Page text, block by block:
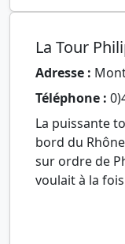
La Tour
Adresse :
Téléphone :
La puissante
bord du
sur ordre de
voulait à la